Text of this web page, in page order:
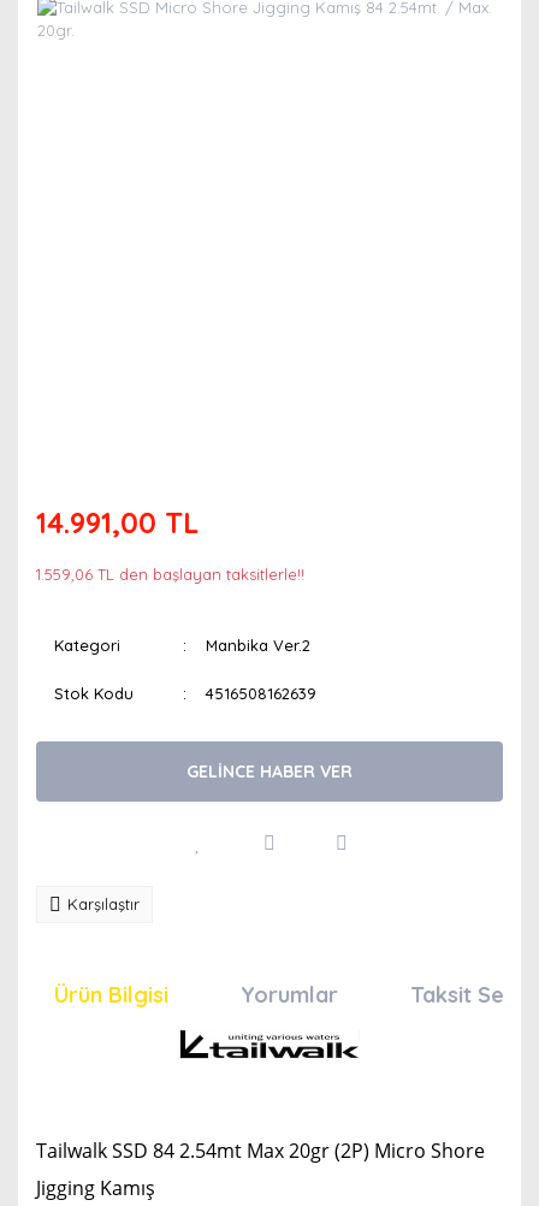
14.991,00 TL
1.559,06 TL den başlayan taksitlerle!!
Kategori Manbika Ver.2
Stok Kodu 4516508162639
GELİNCE HABER VER
Karşılaştır
Ürün Bilgisi Yorumlar Taksit
Tailwalk SSD 84 2.54mt Max 20gr (2P) Micro Shore
Jigging Kamış